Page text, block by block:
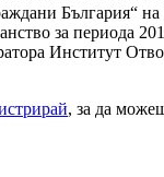
България“ на
за периода
Институт
, за да